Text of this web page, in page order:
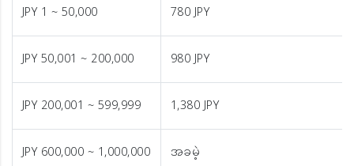
JPY 1 ~ 50,000
780 JPY
JPY 50,001 ~ 200,000
980 JPY
JPY 200,001 ~ 599,999
1,380 JPY
JPY 600,000 ~ 1,000,000
အခမဲ့